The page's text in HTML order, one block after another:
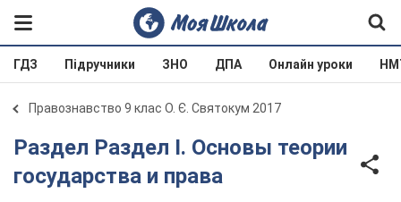
ГДЗ Підручники ЗНО ДПА Онлайн уроки
Правознавство 9 клас О. Є. Святокум 2017
Раздел Раздел I. Основы теории
государства и права